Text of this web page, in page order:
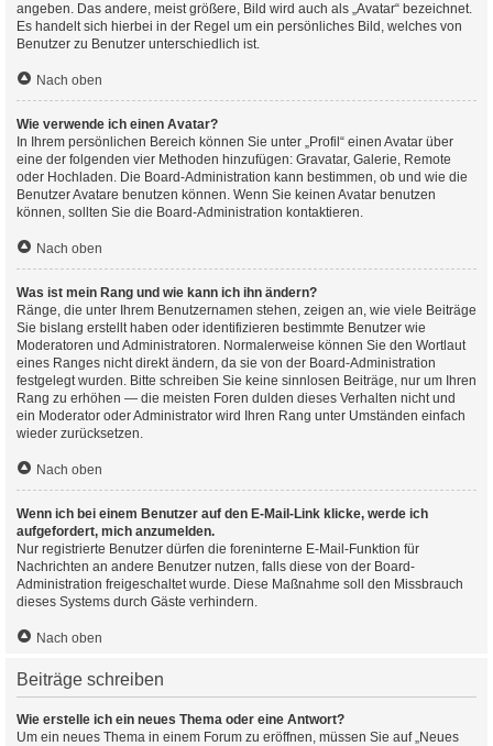
angeben. Das andere, meist größere, Bild wird auch als „Avatar“ bezeichnet.
Es handelt sich hierbei in der Regel um ein persönliches Bild, welches von
Benutzer zu Benutzer unterschiedlich ist.
Nach oben
Wie verwende ich einen Avatar?
In Ihrem persönlichen Bereich können Sie unter „Profil“ einen Avatar über
eine der folgenden vier Methoden hinzufügen: Gravatar, Galerie, Remote
oder Hochladen. Die Board-Administration kann bestimmen, ob und wie die
Benutzer Avatare benutzen können. Wenn Sie keinen Avatar benutzen
können, sollten Sie die Board-Administration kontaktieren.
Nach oben
Was ist mein Rang und wie kann ich ihn ändern?
Ränge, die unter Ihrem Benutzernamen stehen, zeigen an, wie viele Beiträge
Sie bislang erstellt haben oder identifizieren bestimmte Benutzer wie
Moderatoren und Administratoren. Normalerweise können Sie den Wortlaut
eines Ranges nicht direkt ändern, da sie von der Board-Administration
festgelegt wurden. Bitte schreiben Sie keine sinnlosen Beiträge, nur um Ihren
Rang zu erhöhen — die meisten Foren dulden dieses Verhalten nicht und
ein Moderator oder Administrator wird Ihren Rang unter Umständen einfach
wieder zurücksetzen.
Nach oben
Wenn ich bei einem Benutzer auf den E-Mail-Link klicke, werde ich
aufgefordert, mich anzumelden.
Nur registrierte Benutzer dürfen die foreninterne E-Mail-Funktion für
Nachrichten an andere Benutzer nutzen, falls diese von der Board-
Administration freigeschaltet wurde. Diese Maßnahme soll den Missbrauch
dieses Systems durch Gäste verhindern.
Nach oben
Beiträge schreiben
Wie erstelle ich ein neues Thema oder eine Antwort?
Um ein neues Thema in einem Forum zu eröffnen, müssen Sie auf „Neues